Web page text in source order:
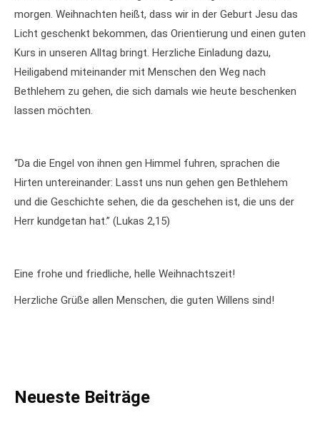
morgen. Weihnachten heißt, dass wir in der Geburt Jesu das
Licht geschenkt bekommen, das Orientierung und einen guten
Kurs in unseren Alltag bringt. Herzliche Einladung dazu,
Heiligabend miteinander mit Menschen den Weg nach
Bethlehem zu gehen, die sich damals wie heute beschenken
lassen möchten.
“Da die Engel von ihnen gen Himmel fuhren, sprachen die
Hirten untereinander: Lasst uns nun gehen gen Bethlehem
und die Geschichte sehen, die da geschehen ist, die uns der
Herr kundgetan hat.” (Lukas 2,15)
Eine frohe und friedliche, helle Weihnachtszeit!
Herzliche Grüße allen Menschen, die guten Willens sind!
Neueste Beiträge